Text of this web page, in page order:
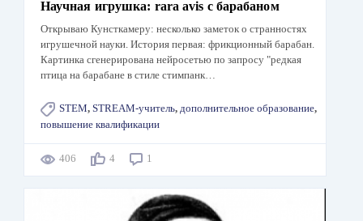
Научная игрушка: rara avis с барабаном
Открываю Кунсткамеру: несколько заметок о странностях
игрушечной науки. История первая: фрикционный барабан.
Картинка сгенерирована нейросетью по запросу "редкая
птица на барабане в стиле стимпанк…
STEM, STREAM-учитель, дополнительное образование,
повышение квалификации
406 4 1